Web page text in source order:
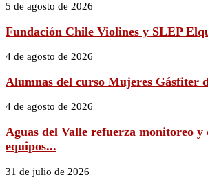
5 de agosto de 2026
Fundación Chile Violines y SLEP
4 de agosto de 2026
Alumnas del curso Mujeres Gásfiter
4 de agosto de 2026
Aguas del Valle refuerza monitoreo y
equipos...
31 de julio de 2026